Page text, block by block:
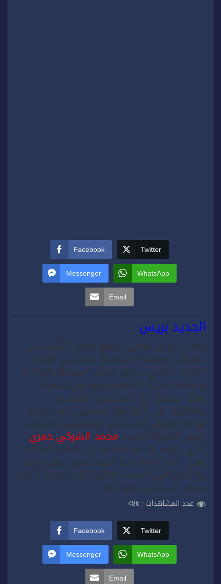
Facebook Twitter
Messenger WhatsApp
Email
الجديد بريس
انعقد مؤخرا بفاس الجمع العام التأسيسي
للهيئة الوطنية التجمعية لسائقي الاجرة
الصنف الثاني بحضور ممثل السلطة المحلية
واعضاء اللجنة التحضيرية ورئيس الهيئة
وفئة عريضة من السائقين المعنيين
وفعاليات من المجتمع المدني ،تمت خلاله
قراءة للقانون الاساسي ومناقشته وانتخاب
رئيس الهيئة السيد محمد الشركي حمري
الذي خولت له صلاحية اختيار اعضاء المكتب .
وفي ختام اللقاء رفع المجتمعون برقية ولاء
واخلاص الى السدة العالية بالله جلالة الملك
محمد السادس نصره الله .
عدد المشاهدات : 486
Facebook Twitter
Messenger WhatsApp
Email